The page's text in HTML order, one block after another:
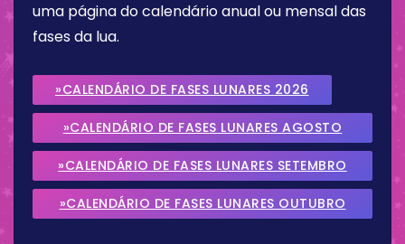
uma página do calendário anual ou mensal das
fases da lua.
»CALENDÁRIO DE FASES LUNARES 2026
»CALENDÁRIO DE FASES LUNARES AGOSTO
2026
»CALENDÁRIO DE FASES LUNARES SETEMBRO
2026
»CALENDÁRIO DE FASES LUNARES OUTUBRO